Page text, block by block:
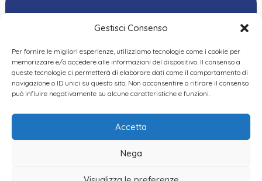
Gestisci Consenso
Per fornire le migliori esperienze, utilizziamo tecnologie come i cookie per
memorizzare e/o accedere alle informazioni del dispositivo. Il consenso a
queste tecnologie ci permetterà di elaborare dati come il comportamento di
navigazione o ID unici su questo sito. Non acconsentire o ritirare il consenso
può influire negativamente su alcune caratteristiche e funzioni.
Accetta
Nega
Privacy Policy|Cookie
Policy|Dichiarazione
Ordine delle
Psicologhe e degli
Psicologi del Piemonte
VIA GIANNONE 8A – 10121
TEL: